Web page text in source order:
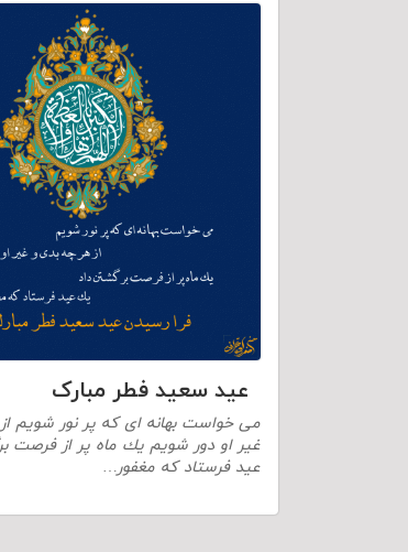
عید سعید فطر مبارک
می خواست بهانه ای كه پر نور شويم
غير او دور شويم يك ماه پر از فرصت
عيد فرستاد كه مغفور…